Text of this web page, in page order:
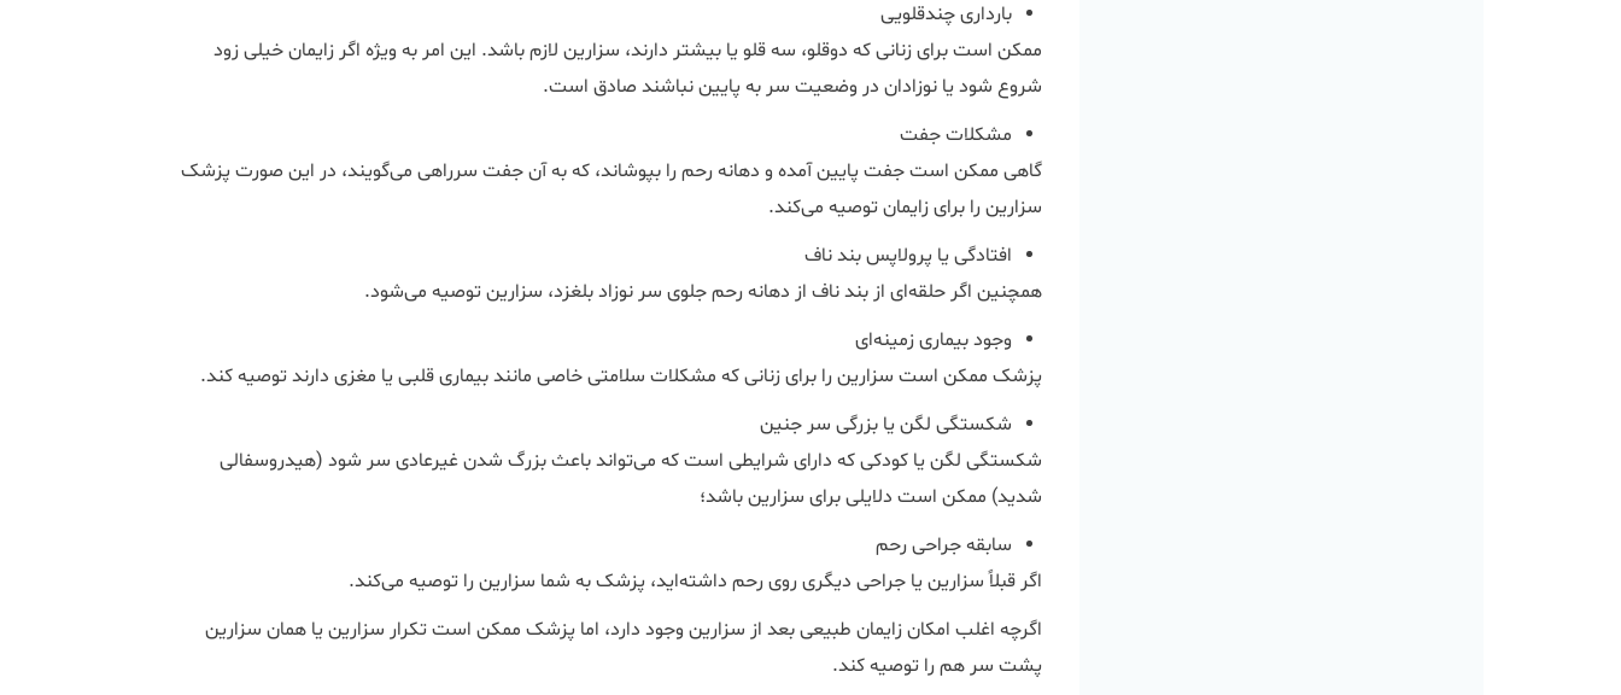
بارداری چندقلویی
ممکن است برای زنانی که دوقلو، سه قلو یا بیشتر دارند، سزارین لازم باشد. این امر به ویژه اگر زایمان خیلی زود
شروع شود یا نوزادان در وضعیت سر به پایین نباشند صادق است.
مشکلات جفت
گاهی ممکن است جفت پایین آمده و دهانه رحم را بپوشاند، که به آن جفت سرراهی می‌گویند، در این صورت پزشک
سزارین را برای زایمان توصیه می‌کند.
افتادگی یا پرولاپس بند ناف
همچنین اگر حلقه‌ای از بند ناف از دهانه رحم جلوی سر نوزاد بلغزد، سزارین توصیه می‌شود.
وجود بیماری زمینه‌ای
پزشک ممکن است سزارین را برای زنانی که مشکلات سلامتی خاصی مانند بیماری قلبی یا مغزی دارند توصیه کند.
شکستگی لگن یا بزرگی سر جنین
شکستگی لگن یا کودکی که دارای شرایطی است که می‌تواند باعث بزرگ شدن غیرعادی سر شود (هیدروسفالی
شدید) ممکن است دلایلی برای سزارین باشد؛
سابقه جراحی رحم
اگر قبلاً سزارین یا جراحی دیگری روی رحم داشته‌اید، پزشک به شما سزارین را توصیه می‌کند.
اگرچه اغلب امکان زایمان طبیعی بعد از سزارین وجود دارد، اما پزشک ممکن است تکرار سزارین یا همان سزارین
پشت سر هم را توصیه کند.